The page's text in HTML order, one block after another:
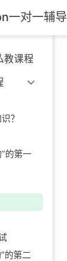
一对一辅导
教课程
？
的第一
的第二